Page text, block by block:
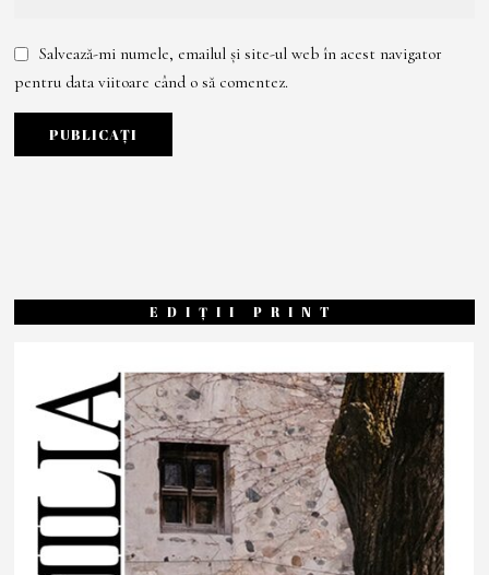
Salvează-mi numele, emailul și site-ul web în acest navigator
pentru data viitoare când o să comentez.
EDIȚII PRINT